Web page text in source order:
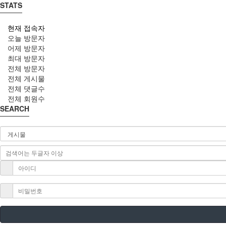
STATS
현재 접속자
오늘 방문자
어제 방문자
최대 방문자
전체 방문자
전체 게시물
전체 댓글수
전체 회원수
SEARCH